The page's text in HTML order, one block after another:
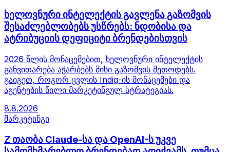
ხელოვნური ინტელექტის გავლენა გაზომვის
შესაძლებლობებს უსწრებს: ნდობისა და
ატრიბუციის დეფიციტი ბრენდებისთვის
2026 წლის მონაცემებით, ხელოვნური ინტელექტის
განვითარება აჭარბებს მისი გაზომვის მეთოდებს.
გაიგეთ, როგორ ცვლის Indig-ის მონაცემები და
აგენტების წილი მარკეტინგულ სტრატეგიას.
8.8.2026
მარკეტინგი
Z თაობა Claude-სა და OpenAI-ს უკვე